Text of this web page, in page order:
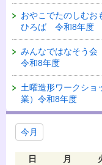
おやこでたのしむお
ひろば 令和8年度
みんなではなそう会
令和8年度
土曜造形ワークショ
業）令和8年度
今月
日 月